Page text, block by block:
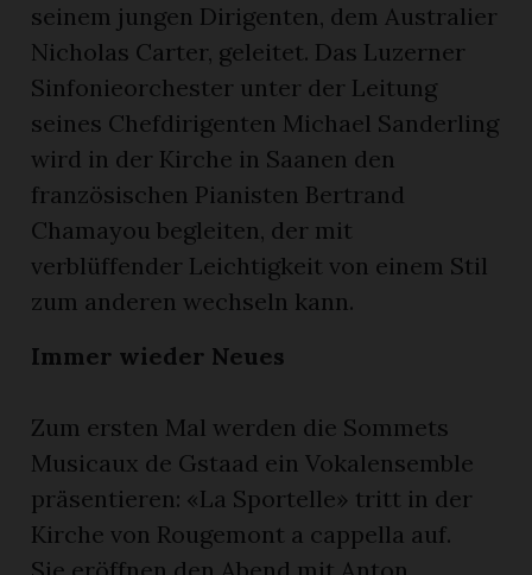
seinem jungen Dirigenten, dem Australier
Nicholas Carter, geleitet. Das Luzerner
Sinfonieorchester unter der Leitung
seines Chefdirigenten Michael Sanderling
wird in der Kirche in Saanen den
französischen Pianisten Bertrand
Chamayou begleiten, der mit
verblüffender Leichtigkeit von einem Stil
zum anderen wechseln kann.
Immer wieder Neues
Zum ersten Mal werden die Sommets
Musicaux de Gstaad ein Vokalensemble
präsentieren: «La Sportelle» tritt in der
Kirche von Rougemont a cappella auf.